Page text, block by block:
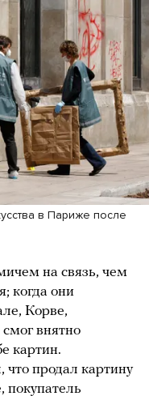
в Париже после
на связь, чем
когда они
Корве,
внятно
картин.
продал картину